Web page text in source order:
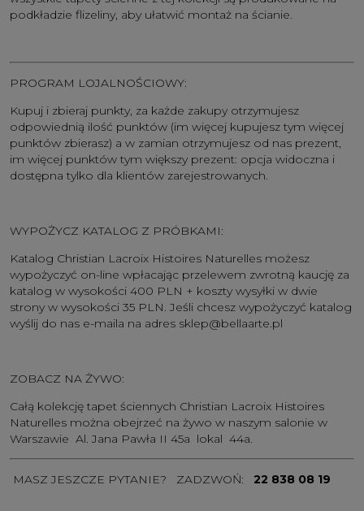
podkładzie flizeliny, aby ułatwić montaż na ścianie.
PROGRAM LOJALNOŚCIOWY:
Kupuj i zbieraj punkty, za każde zakupy otrzymujesz
odpowiednią ilość punktów (im więcej kupujesz tym więcej
punktów zbierasz) a w zamian otrzymujesz od nas prezent,
im więcej punktów tym większy prezent: opcja widoczna i
dostępna tylko dla klientów zarejestrowanych.
WYPOŻYCZ KATALOG Z PRÓBKAMI:
Katalog Christian Lacroix Histoires Naturelles możesz
wypożyczyć on-line wpłacając przelewem zwrotną kaucję za
katalog w wysokości 400 PLN + koszty wysyłki w dwie
strony w wysokości 35 PLN. Jeśli chcesz wypożyczyć katalog
wyślij do nas e-maila na adres sklep@bellaarte.pl
ZOBACZ NA ŻYWO:
Całą kolekcję tapet ściennych Christian Lacroix Histoires
Naturelles można obejrzeć na żywo w naszym salonie w
Warszawie Al. Jana Pawła II 45a lokal 44a.
MASZ JESZCZE PYTANIE? ZADZWOŃ: 22 838 08 19